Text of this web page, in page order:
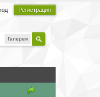
Регистрация
Галерея